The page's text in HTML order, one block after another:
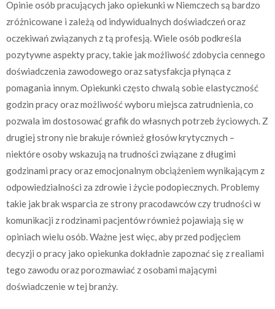
Opinie osób pracujących jako opiekunki w Niemczech są bardzo
zróżnicowane i zależą od indywidualnych doświadczeń oraz
oczekiwań związanych z tą profesją. Wiele osób podkreśla
pozytywne aspekty pracy, takie jak możliwość zdobycia cennego
doświadczenia zawodowego oraz satysfakcja płynąca z
pomagania innym. Opiekunki często chwalą sobie elastyczność
godzin pracy oraz możliwość wyboru miejsca zatrudnienia, co
pozwala im dostosować grafik do własnych potrzeb życiowych. Z
drugiej strony nie brakuje również głosów krytycznych –
niektóre osoby wskazują na trudności związane z długimi
godzinami pracy oraz emocjonalnym obciążeniem wynikającym z
odpowiedzialności za zdrowie i życie podopiecznych. Problemy
takie jak brak wsparcia ze strony pracodawców czy trudności w
komunikacji z rodzinami pacjentów również pojawiają się w
opiniach wielu osób. Ważne jest więc, aby przed podjęciem
decyzji o pracy jako opiekunka dokładnie zapoznać się z realiami
tego zawodu oraz porozmawiać z osobami mającymi
doświadczenie w tej branży.